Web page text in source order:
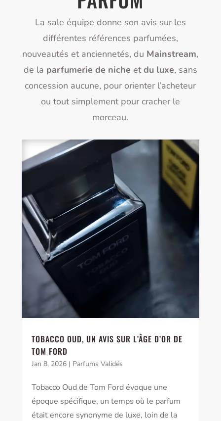
La sale équipe donne son avis sur les
différentes références parfumées,
nouveautés et anciennetés, du Mainstream,
de la parfumerie de niche etdu luxe, sans
concession aucune, pour orienter l’acheteur
ou tout simplement pour cracher le
morceau.
TOBACCO OUD, UN AVIS SUR L’ÂGE D’OR DE
TOM FORD
Jan 8, 2026| Parfums Validés
Tobacco Oud de Tom Ford évoque une
époque spécifique, un temps où le parfum
était encore synonyme de luxe, loin de la